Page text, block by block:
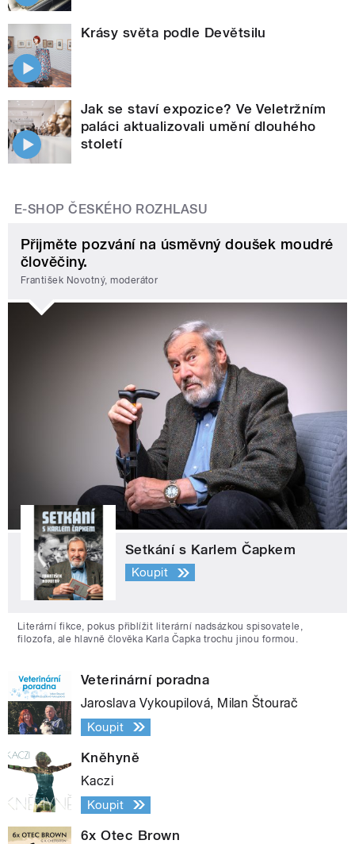
Krásy světa podle Devětsilu
Jak se staví expozice? Ve Veletržním
paláci aktualizovali umění dlouhého
století
E-SHOP ČESKÉHO ROZHLASU
Přijměte pozvání na úsměvný doušek moudré
člověčiny.
František Novotný, moderátor
Setkání s Karlem Čapkem
Koupit
Literární fikce, pokus přiblížit literární nadsázkou spisovatele,
filozofa, ale hlavně člověka Karla Čapka trochu jinou formou.
Veterinární poradna
Jaroslava Vykoupilová, Milan Štourač
Koupit
Kněhyně
Kaczi
Koupit
6x Otec Brown